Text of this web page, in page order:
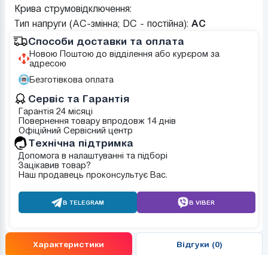
Крива струмовідключення:
Тип напруги (AC-змінна; DC - постійна): AC
Способи доставки та оплата
Новою Поштою до відділення або курєром за
адресою
Безготівкова оплата
Сервіс та Гарантія
Гарантія 24 місяці
Повернення товару впродовж 14 днів
Офіційний Сервісний центр
Tехнічна підтримка
Допомога в налаштуванні та підборі
Зацікавив товар?
Наш продавець проконсультує Вас.
В TELEGRAM В VIBER
Характеристики Відгуки (0)